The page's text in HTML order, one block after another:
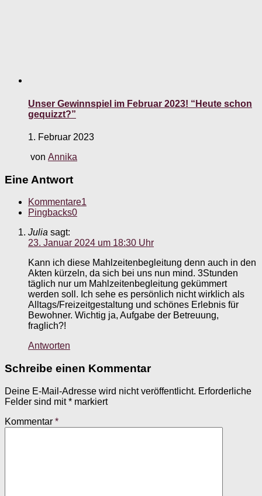
Unser Gewinnspiel im Februar 2023! “Heute schon
gequizzt?”
1. Februar 2023
von Annika
Eine Antwort
Kommentare1
Pingbacks0
Julia sagt:
23. Januar 2024 um 18:30 Uhr
Kann ich diese Mahlzeitenbegleitung denn auch in den
Akten kürzeln, da sich bei uns nun mind. 3Stunden
täglich nur um Mahlzeitenbegleitung gekümmert
werden soll. Ich sehe es persönlich nicht wirklich als
Alltags/Freizeitgestaltung und schönes Erlebnis für
Bewohner. Wichtig ja, Aufgabe der Betreuung,
fraglich?!
Antworten
Schreibe einen Kommentar
Deine E-Mail-Adresse wird nicht veröffentlicht. Erforderliche
Felder sind mit* markiert
Kommentar *